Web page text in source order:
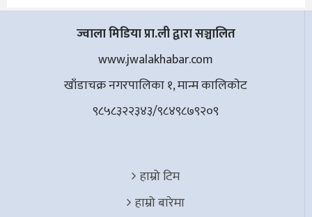
ज्वाला मिडिया प्रा.ली द्वारा सञ्चालित
www.jwalakhabar.com
खाँडाचक्र नगरपालिका १, मान्म कालिकाेट
९८५८३२२३४३/९८४९८७९२०९
हाम्रो टिम
हाम्रो बारेमा